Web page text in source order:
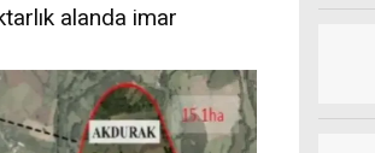
alanda imar